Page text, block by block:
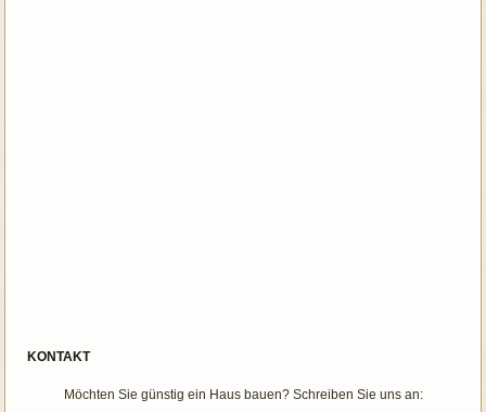
KONTAKT
Möchten Sie günstig ein Haus bauen? Schreiben Sie uns an: